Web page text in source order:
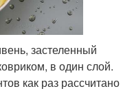
застеленный
в один слой.
как раз рассчитано